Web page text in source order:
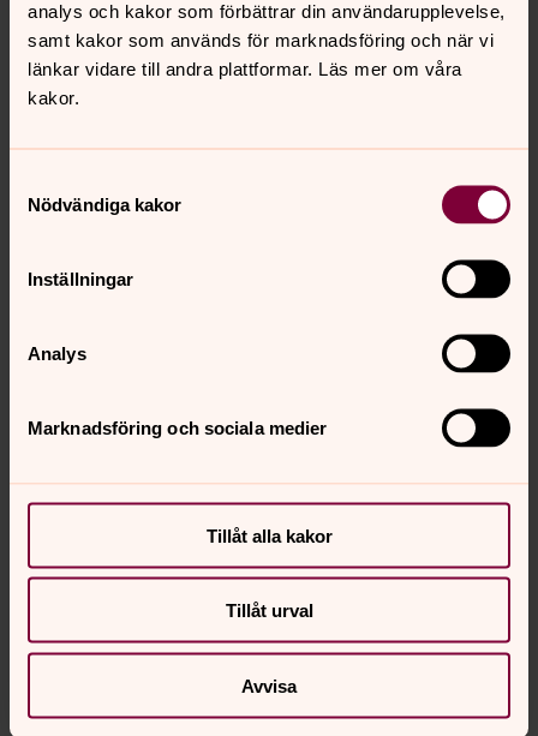
analys och kakor som förbättrar din användarupplevelse,
samt kakor som används för marknadsföring och när vi
länkar vidare till andra plattformar. Läs mer om våra
kakor.
Nödvändiga kakor
Inställningar
Analys
Marknadsföring och sociala medier
Tillåt alla kakor
Tillåt urval
Avvisa
Maria Berggren